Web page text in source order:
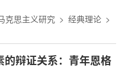
克思主义研究 > 经典理论 >
的辩证关系：青年恩格